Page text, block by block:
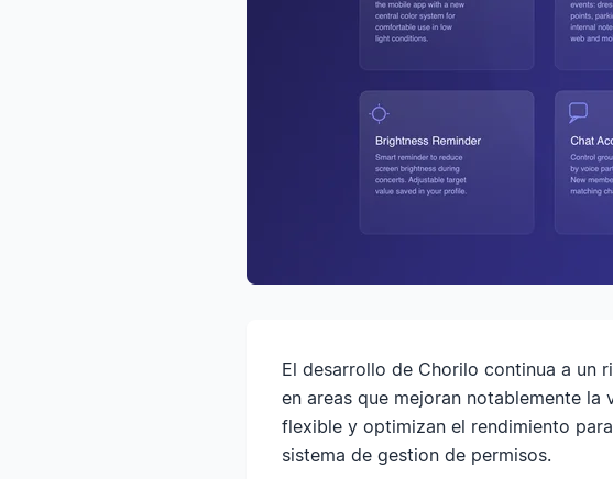
El desarrollo de Chorilo continua a un
en areas que mejoran notablemente
flexible y optimizan el rendimiento
sistema de gestion de permisos.